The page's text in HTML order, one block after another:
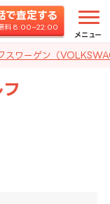
で査定する
料 8:00~22:00
メニュー
スワーゲン（